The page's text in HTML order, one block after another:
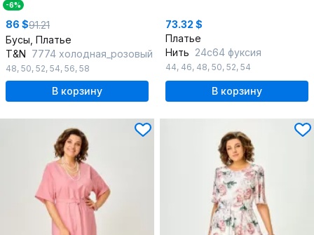
-6%
86 $91.21
Бусы, Платье
T&N 7774 холодная_розовый
48, 50, 52, 54, 56, 58
В корзину
73.32 $
Платье
Нить 24с64 фуксия
44, 46, 48, 50, 52, 54
В корзину